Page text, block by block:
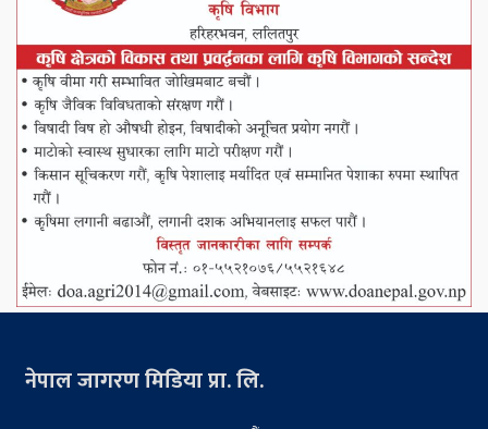
नेपाल जागरण मिडिया प्रा. लि.